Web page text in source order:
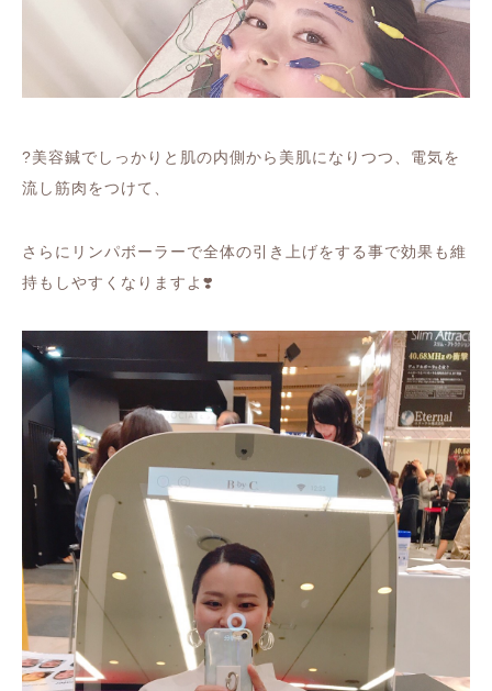
?美容鍼でしっかりと肌の内側から美肌になりつつ、電気を
流し筋肉をつけて、
さらにリンパボーラーで全体の引き上げをする事で効果も維
持もしやすくなりますよ ❣️